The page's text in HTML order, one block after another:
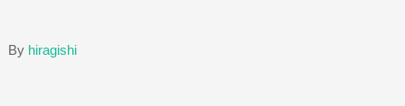
By hiragishi